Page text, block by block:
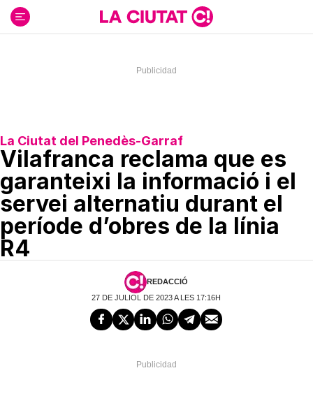
contenido
La Ciutat del Penedès-Garraf
Vilafranca reclama que es
garanteixi la informació i el
servei alternatiu durant el
període d’obres de la línia
R4
REDACCIÓ
27 DE JULIOL DE 2023 A LES 17:16H